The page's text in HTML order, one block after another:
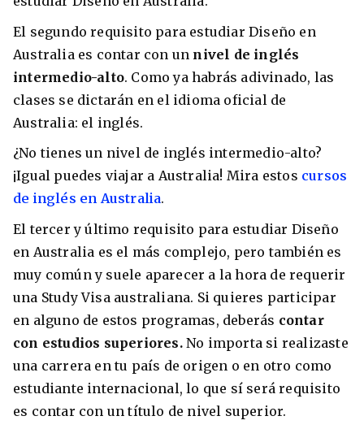
El segundo requisito para estudiar Diseño en
Australia es contar con un nivel de inglés
intermedio-alto. Como ya habrás adivinado, las
clases se dictarán en el idioma oficial de
Australia: el inglés.
¿No tienes un nivel de inglés intermedio-alto?
¡Igual puedes viajar a Australia! Mira estos cursos
de inglés en Australia.
El tercer y último requisito para estudiar Diseño
en Australia es el más complejo, pero también es
muy común y suele aparecer a la hora de requerir
una Study Visa australiana. Si quieres participar
en alguno de estos programas, deberás contar
con estudios superiores. No importa si realizaste
una carrera en tu país de origen o en otro como
estudiante internacional, lo que sí será requisito
es contar con un título de nivel superior.